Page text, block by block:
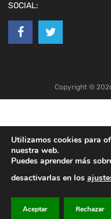
SOCIAL:
Copyright ©
Utilizamos cookies para
nuestra web.
Puedes aprender más
desactivarlas en los
Aceptar Rechazar